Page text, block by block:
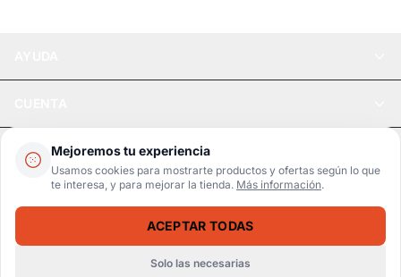
Mejoremos tu experiencia
Usamos cookies para mostrarte productos y ofertas según lo que
te interesa, y para mejorar la tienda. Más información.
ACEPTAR TODAS
Solo las necesarias
ZAPATILLAS URBANAS UNDER ARMOUR OFICCIAL HOMBRE 3028486-101
LEGAL
Pago seguro SSL / Datos protegidos
Realsport © 2026
WebPay MercadoPago Tarjetas